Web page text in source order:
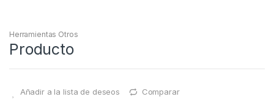
Herramientas Otros
Producto
Añadir a la lista de deseos Comparar